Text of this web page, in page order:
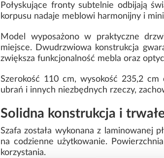
Połyskujące fronty subtelnie odbijają
korpusu nadaje meblowi harmonijny i
Model wyposażono w praktyczne
miejsce. Dwudrzwiowa konstrukcja
zwiększa funkcjonalność mebla oraz
Szerokość 110 cm, wysokość 235,2
ubrań i innych niezbędnych rzeczy,
Solidna konstrukcja i
Szafa została wykonana z laminowanej
na codzienne użytkowanie.
korzystania.